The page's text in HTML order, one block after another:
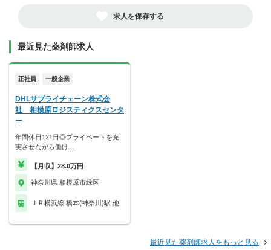
求人を保存する
最近見た薬剤師求人
正社員 一般企業
DHLサプライチェーン株式会
社 相模原ロジスティクスセンタ
ー
年間休日121日◎プライベートを充
実させながら働け…
【月収】28.0万円
神奈川県 相模原市緑区
ＪＲ横浜線 橋本(神奈川)駅 他
最近見た薬剤師求人をもっと見る